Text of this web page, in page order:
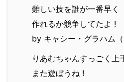
難しい技を誰が一番早く
作れるか競争してたよ !
by キャシー・グラハム（
りあむちゃんすっごく上
また遊ぼうね !